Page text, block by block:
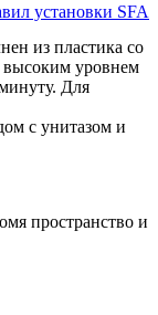
установки SFA
из пластика со
высоким уровнем
Для
с унитазом и
пространство и